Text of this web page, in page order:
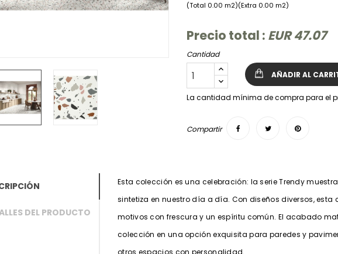
(Total 0.00 m2)(Extra 0.00 m2)
Precio total : EUR 47.07
Cantidad
AÑADIR AL
La cantidad mínima de compra para el
Compartir
DEL PRODUCTO
Esta colección es una celebración: la serie Trendy
sintetiza en nuestro día a día. Con diseños diversos, esta
motivos con frescura y un espíritu común. El acabado
colección en una opción exquisita para paredes y